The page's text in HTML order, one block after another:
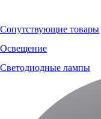
Сопутствующие товары
Освещение
Светодиодные лампы